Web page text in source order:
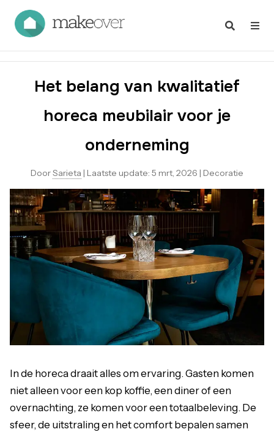
Het belang van kwalitatief
horeca meubilair voor je
onderneming
DoorSarieta | Laatste update: 5 mrt, 2026 | Decoratie
In de horeca draait alles om ervaring. Gasten komen
niet alleen voor een kop koffie, een diner of een
overnachting, ze komen voor een totaalbeleving. De
sfeer, de uitstraling en het comfort bepalen samen